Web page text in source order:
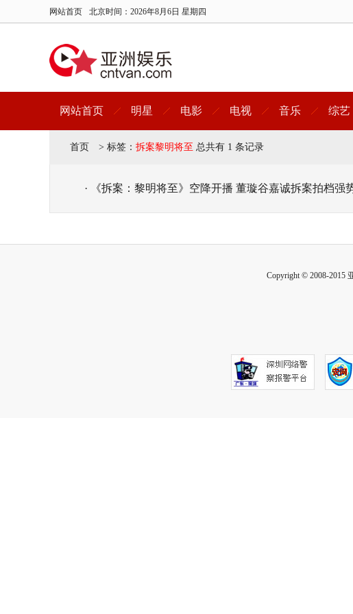
网站首页 北京时间： 2026年8月6日 星期四
网站首页 明星 电影 电视 音乐 综艺
首页 > 标签： 拆案黎明将至 总共有 1 条记录
· 《拆案：黎明将至》空降开播 董璇谷嘉诚拆案拍档强
Copyright © 2008-2015